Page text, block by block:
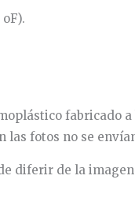
fabricado
las fotos no se
diferir de la